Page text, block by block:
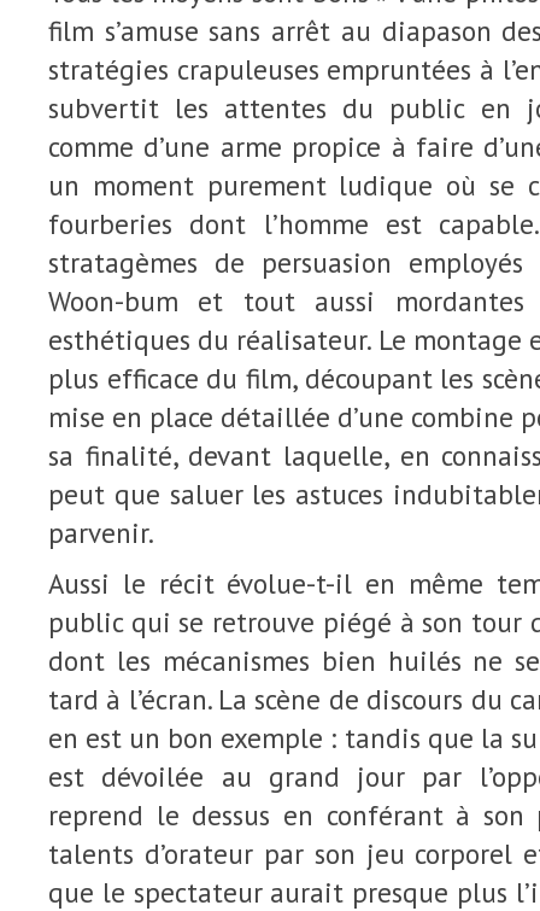
film s’amuse sans arrêt au diapason
stratégies crapuleuses empruntées à
subvertit les attentes du public en
comme d’une arme propice à faire
un moment purement ludique où se
fourberies dont l’homme est
stratagèmes de persuasion
Woon-bum et tout aussi
esthétiques du réalisateur. Le montage
plus efficace du film, découpant les
mise en place détaillée d’une combine
sa finalité, devant laquelle, en
peut que saluer les astuces
parvenir.
Aussi le récit évolue-t-il en même
public qui se retrouve piégé à son tour
dont les mécanismes bien huilés ne
tard à l’écran. La scène de discours du
en est un bon exemple : tandis que la
est dévoilée au grand jour par
reprend le dessus en conférant à son
talents d’orateur par son jeu corporel
que le spectateur aurait presque plus